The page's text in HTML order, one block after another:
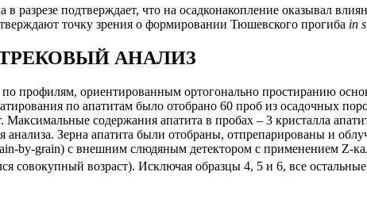
разрезе подтверждает, что на осадконакопление оказывал
точку зрения о формировании Тюшевского прогиба in
АНАЛИЗ
по профилям, ориентированным ортогонально простиранию
по апатитам было отобрано 60 проб из осадочных
Максимальные содержания апатита в пробах – 3 кристалла
анализа. Зерна апатита были отобраны, отпрепарированы и
by-grain) с внешним слюдяным детектором с применением Z-
совокупный возраст). Исключая образцы 4, 5 и 6, все